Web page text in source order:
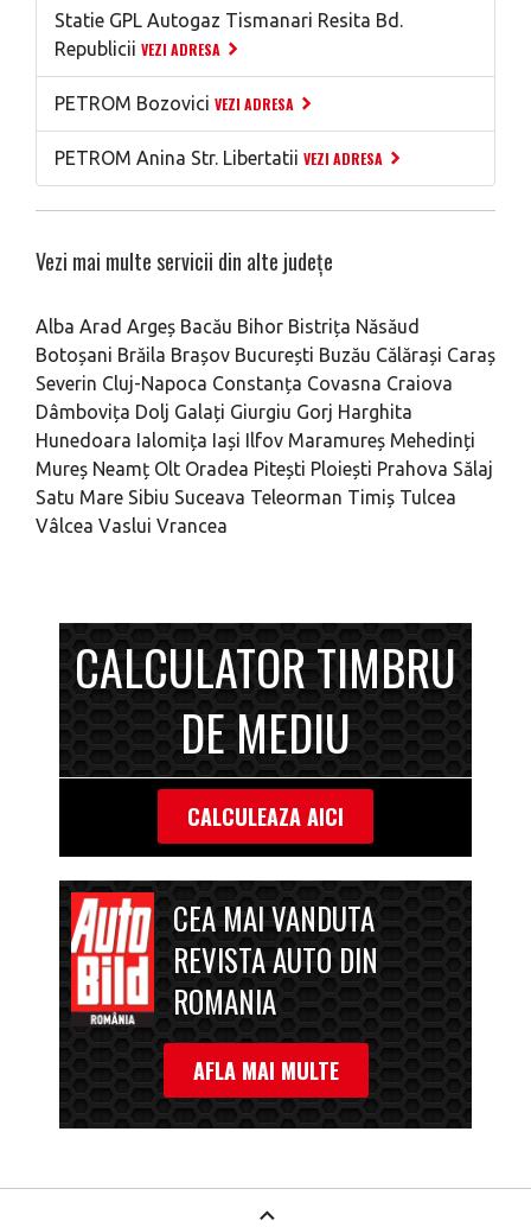
Statie GPL Autogaz Tismanari Resita Bd.
Republicii VEZI ADRESA
PETROM Bozovici VEZI ADRESA
PETROM Anina Str. Libertatii VEZI ADRESA
Vezi mai multe servicii din alte județe
Alba Arad Argeș Bacău Bihor Bistrița Năsăud
Botoșani Brăila Brașov București Buzău Călărași Caraș
Severin Cluj-Napoca Constanța Covasna Craiova
Dâmbovița Dolj Galați Giurgiu Gorj Harghita
Hunedoara Ialomița Iași Ilfov Maramureș Mehedinți
Mureș Neamț Olt Oradea Pitești Ploiești Prahova Sălaj
Satu Mare Sibiu Suceava Teleorman Timiș Tulcea
Vâlcea Vaslui Vrancea
CALCULATOR TIMBRU
DE MEDIU
CALCULEAZA AICI
CEA MAI VANDUTA
REVISTA AUTO DIN
ROMANIA
AFLA MAI MULTE